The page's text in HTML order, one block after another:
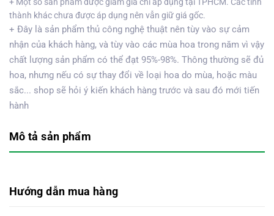
thành khác chưa được áp dụng nên vẫn giữ giá gốc.
+ Đây là sản phẩm thủ công nghệ thuật nên tùy vào sự cảm
nhận của khách hàng, và tùy vào các mùa hoa trong năm vì vậy
chất lượng sản phẩm có thể đạt 95%-98%. Thông thường sẽ đủ
hoa, nhưng nếu có sự thay đổi về loại hoa do mùa, hoặc màu
sắc... shop sẽ hỏi ý kiến khách hàng trước và sau đó mới tiến
hành
Mô tả sản phẩm
Hướng dẫn mua hàng